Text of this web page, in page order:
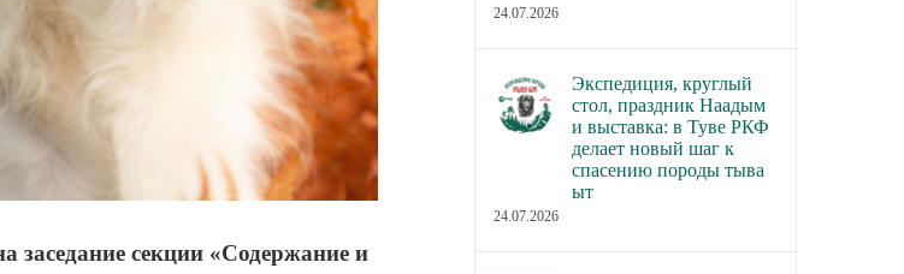
секции «Содержание и
24.07.2026
Экспедиция, круглый
стол, праздник Наадым
и выставка: в Туве РКФ
делает новый шаг к
спасению породы тыва
ыт
24.07.2026